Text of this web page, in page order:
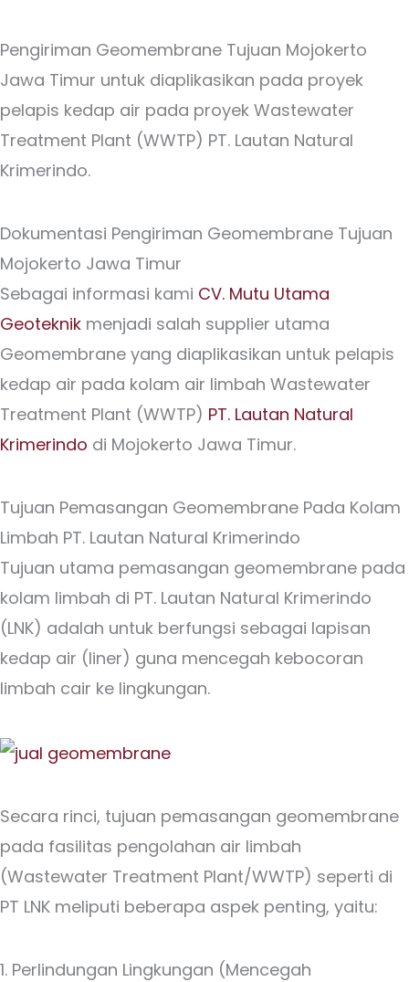
Pengiriman Geomembrane Tujuan Mojokerto
Jawa Timur untuk diaplikasikan pada proyek
pelapis kedap air pada proyek Wastewater
Treatment Plant (WWTP) PT. Lautan Natural
Krimerindo.
Dokumentasi Pengiriman Geomembrane Tujuan
Mojokerto Jawa Timur
Sebagai informasi kami CV. Mutu Utama
Geoteknik menjadi salah supplier utama
Geomembrane yang diaplikasikan untuk pelapis
kedap air pada kolam air limbah Wastewater
Treatment Plant (WWTP) PT. Lautan Natural
Krimerindo di Mojokerto Jawa Timur.
Tujuan Pemasangan Geomembrane Pada Kolam
Limbah PT. Lautan Natural Krimerindo
Tujuan utama pemasangan geomembrane pada
kolam limbah di PT. Lautan Natural Krimerindo
(LNK) adalah untuk berfungsi sebagai lapisan
kedap air (liner) guna mencegah kebocoran
limbah cair ke lingkungan.
Secara rinci, tujuan pemasangan geomembrane
pada fasilitas pengolahan air limbah
(Wastewater Treatment Plant/WWTP) seperti di
PT LNK meliputi beberapa aspek penting, yaitu:
1. Perlindungan Lingkungan (Mencegah